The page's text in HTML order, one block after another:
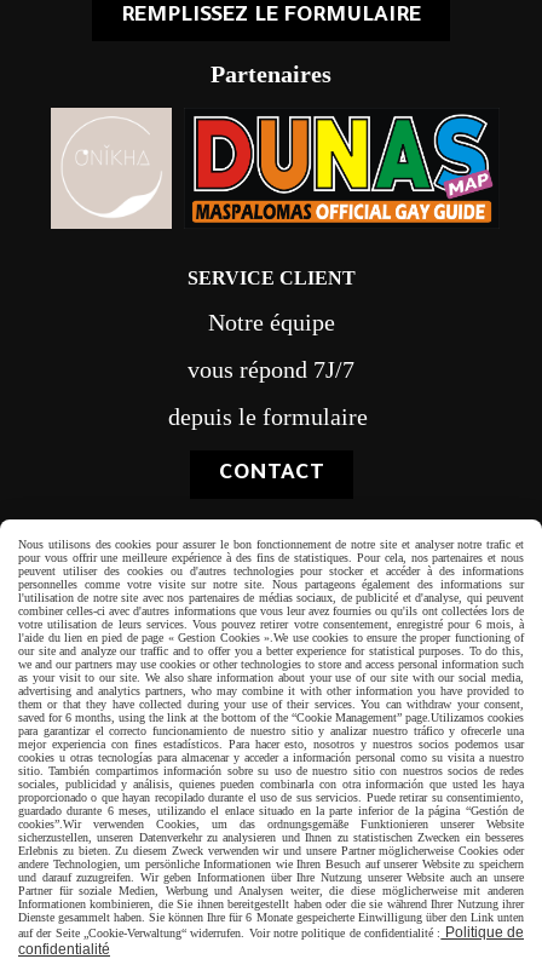
REMPLISSEZ LE FORMULAIRE
Partenaires
SERVICE CLIENT
Notre équipe
vous répond 7J/7
depuis le formulaire
CONTACT
Paiement sécurisé
Nous utilisons des cookies pour assurer le bon fonctionnement de notre site et analyser notre trafic et
pour vous offrir une meilleure expérience à des fins de statistiques. Pour cela, nos partenaires et nous
peuvent utiliser des cookies ou d'autres technologies pour stocker et accéder à des informations
personnelles comme votre visite sur notre site. Nous partageons également des informations sur
l'utilisation de notre site avec nos partenaires de médias sociaux, de publicité et d'analyse, qui peuvent
combiner celles-ci avec d'autres informations que vous leur avez fournies ou qu'ils ont collectées lors de
votre utilisation de leurs services. Vous pouvez retirer votre consentement, enregistré pour 6 mois, à
l'aide du lien en pied de page « Gestion Cookies ». We use cookies to ensure the proper functioning of
our site and analyze our traffic and to offer you a better experience for statistical purposes. To do this,
we and our partners may use cookies or other technologies to store and access personal information such
as your visit to our site. We also share information about your use of our site with our social media,
advertising and analytics partners, who may combine it with other information you have provided to
them or that they have collected during your use of their services. You can withdraw your consent,
saved for 6 months, using the link at the bottom of the “Cookie Management” page. Utilizamos cookies
para garantizar el correcto funcionamiento de nuestro sitio y analizar nuestro tráfico y ofrecerle una
mejor experiencia con fines estadísticos. Para hacer esto, nosotros y nuestros socios podemos usar
cookies u otras tecnologías para almacenar y acceder a información personal como su visita a nuestro
sitio. También compartimos información sobre su uso de nuestro sitio con nuestros socios de redes
sociales, publicidad y análisis, quienes pueden combinarla con otra información que usted les haya
proporcionado o que hayan recopilado durante el uso de sus servicios. Puede retirar su consentimiento,
guardado durante 6 meses, utilizando el enlace situado en la parte inferior de la página “Gestión de
cookies”. Wir verwenden Cookies, um das ordnungsgemäße Funktionieren unserer Website
sicherzustellen, unseren Datenverkehr zu analysieren und Ihnen zu statistischen Zwecken ein besseres
Erlebnis zu bieten. Zu diesem Zweck verwenden wir und unsere Partner möglicherweise Cookies oder
andere Technologien, um persönliche Informationen wie Ihren Besuch auf unserer Website zu speichern
und darauf zuzugreifen. Wir geben Informationen über Ihre Nutzung unserer Website auch an unsere
Partner für soziale Medien, Werbung und Analysen weiter, die diese möglicherweise mit anderen
Informationen kombinieren, die Sie ihnen bereitgestellt haben oder die sie während Ihrer Nutzung ihrer
Dienste gesammelt haben. Sie können Ihre für 6 Monate gespeicherte Einwilligung über den Link unten
auf der Seite „Cookie-Verwaltung“ widerrufen. Voir notre politique de confidentialité :
Politique de
confidentialité